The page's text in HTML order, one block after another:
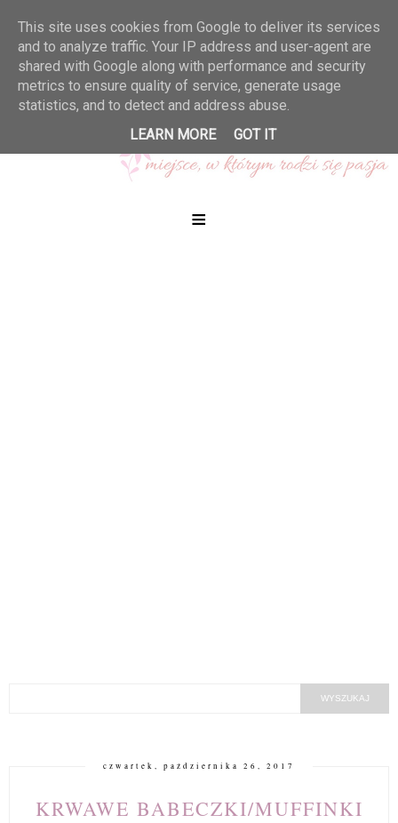
≡
czwartek, października 26, 2017
KRWAWE BABECZKI/MUFFINKI
This site uses cookies from Google to deliver its services
and to analyze traffic. Your IP address and user-agent are
shared with Google along with performance and security
metrics to ensure quality of service, generate usage
statistics, and to detect and address abuse.
LEARN MORE
GOT IT